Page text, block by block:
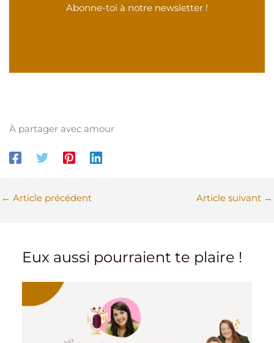
Abonne-toi à notre newsletter !
À partager avec amour
← Article précédent Article suivant →
Eux aussi pourraient te plaire !